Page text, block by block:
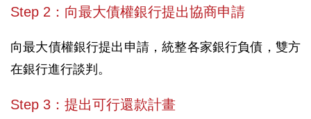
Step 2：向最大債權銀行提出協商申請
向最大債權銀行提出申請，統整各家銀行負債，雙方
在銀行進行談判。
Step 3：提出可行還款計畫